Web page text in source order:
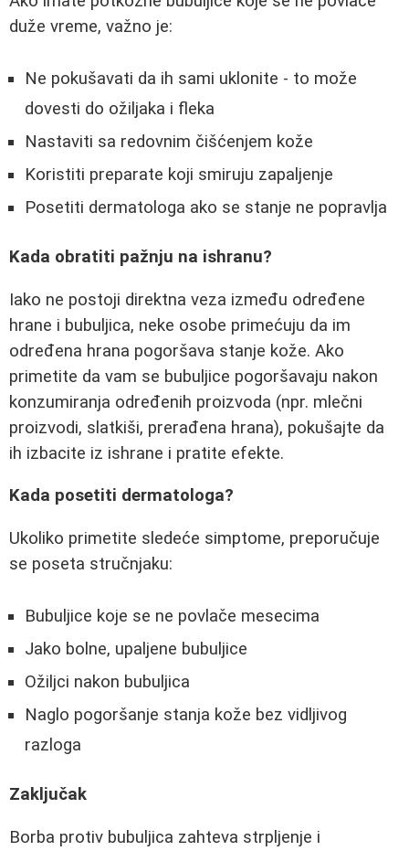
duže vreme, važno je:
Ne pokušavati da ih sami uklonite - to može
dovesti do ožiljaka i fleka
Nastaviti sa redovnim čišćenjem kože
Koristiti preparate koji smiruju zapaljenje
Posetiti dermatologa ako se stanje ne popravlja
Kada obratiti pažnju na ishranu?
Iako ne postoji direktna veza između određene
hrane i bubuljica, neke osobe primećuju da im
određena hrana pogoršava stanje kože. Ako
primetite da vam se bubuljice pogoršavaju nakon
konzumiranja određenih proizvoda (npr. mlečni
proizvodi, slatkiši, prerađena hrana), pokušajte da
ih izbacite iz ishrane i pratite efekte.
Kada posetiti dermatologa?
Ukoliko primetite sledeće simptome, preporučuje
se poseta stručnjaku:
Bubuljice koje se ne povlače mesecima
Jako bolne, upaljene bubuljice
Ožiljci nakon bubuljica
Naglo pogoršanje stanja kože bez vidljivog
razloga
Zaključak
Borba protiv bubuljica zahteva strpljenje i